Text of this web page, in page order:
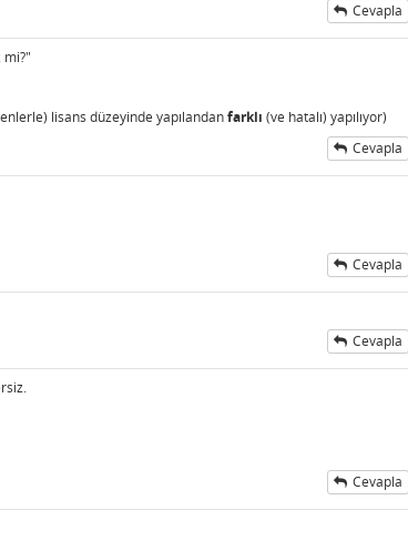
Cevapla
mi?"
lisans düzeyinde yapılandanfarklı (ve hatalı) yapılıyor)
Cevapla
Cevapla
Cevapla
Cevapla